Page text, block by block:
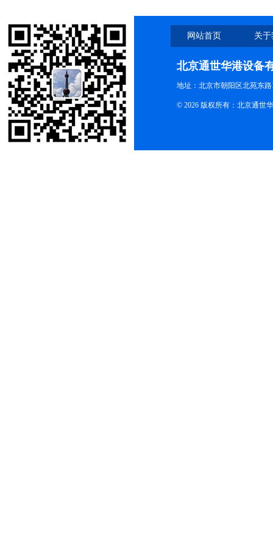
网站首页 关
北京通世华港设备
地址：北京市朝阳区北苑东路
© 2026 版权所有：北京通世